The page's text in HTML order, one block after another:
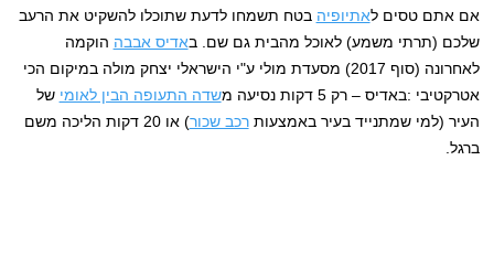
אם אתם טסים לאתיופיה בטח תשמחו לדעת שתוכלו להשקיט את הרעב
שלכם (תרתי משמע) לאוכל מהבית גם שם. באדיס אבבה הוקמה
לאחרונה (סוף 2017) מסעדת מולי ע"י הישראלי יצחק מולה במיקום הכי
אטרקטיבי :באדיס – רק 5 דקות נסיעה מ
שדה התעופה הבין לאומי של
העיר (למי שמתנייד בעיר באמצעותרכב שכור
) או 20 דקות הליכה משם
ברגל.